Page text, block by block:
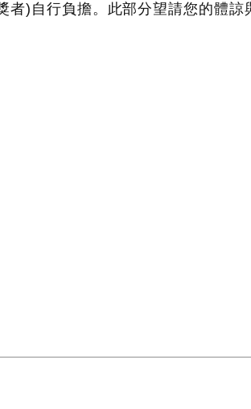
)自行負擔。此部分望請您的體諒